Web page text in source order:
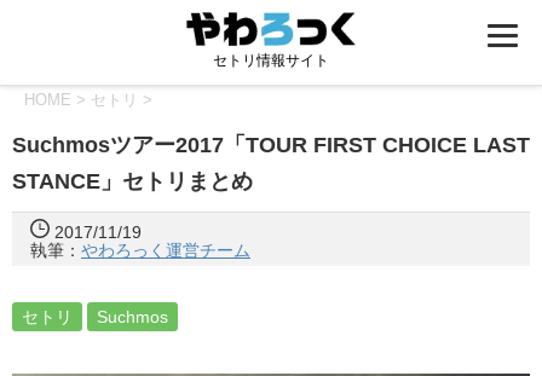
セトリ情報サイト
HOME > セトリ >
Suchmosツアー2017「TOUR FIRST CHOICE LAST
STANCE」セトリまとめ
2017/11/19
執筆： やわろっく運営チーム
セトリ Suchmos